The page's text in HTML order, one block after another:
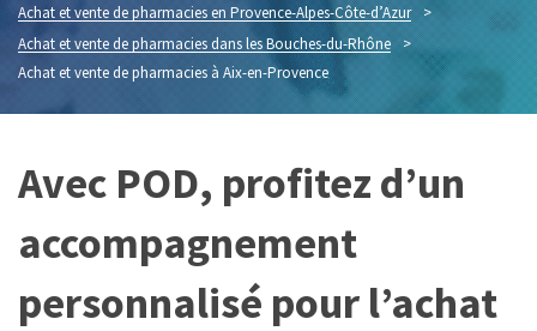
Achat et vente de pharmacies en Provence-Alpes-Côte-d’Azur
>
Achat et vente de pharmacies dans les Bouches-du-Rhône
>
Achat et vente de pharmacies à Aix-en-Provence
Avec POD, profitez d’un
accompagnement
personnalisé pour l’achat